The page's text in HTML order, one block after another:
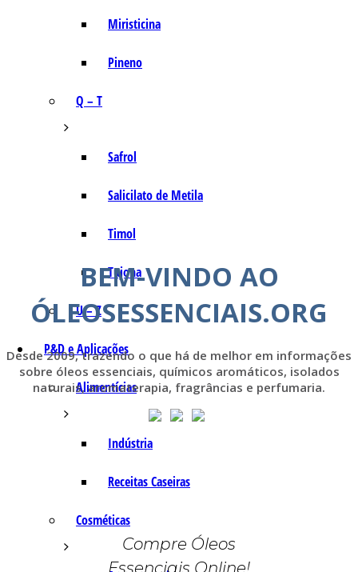
Miristicina
Pineno
Q – T
Safrol
Salicilato de Metila
Timol
Tujona
U – Z
P&D e Aplicações
Alimentícias
Indústria
Receitas Caseiras
Cosméticas
BEM-VINDO AO
ÓLEOSESSENCIAIS.ORG
Desde 2009, trazendo o que há de melhor em informações
sobre óleos essenciais, químicos aromáticos, isolados
naturais, aromaterapia, fragrâncias e perfumaria.
Compre Óleos
Essenciais Online!